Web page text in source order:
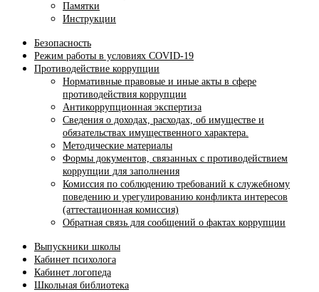
Памятки
Инструкции
Безопасность
Режим работы в условиях COVID-19
Противодействие коррупции
Нормативные правовые и иные акты в сфере
противодействия коррупции
Антикоррупционная экспертиза
Сведения о доходах, расходах, об имуществе и
обязательствах имущественного характера.
Методические материалы
Формы документов, связанных с противодействием
коррупции для заполнения
Комиссия по соблюдению требований к служебному
поведению и урегулированию конфликта интересов
(аттестационная комиссия)
Обратная связь для сообщений о фактах коррупции
Выпускники школы
Кабинет психолога
Кабинет логопеда
Школьная библиотека